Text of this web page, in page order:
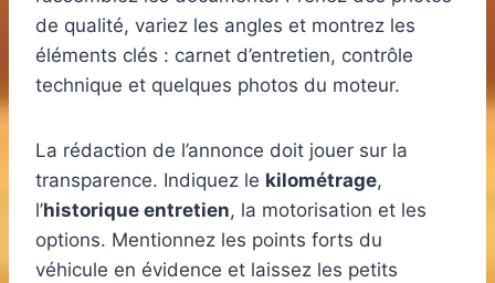
de qualité, variez les angles et montrez les
éléments clés : carnet d’entretien, contrôle
technique et quelques photos du moteur.
La rédaction de l’annonce doit jouer sur la
transparence. Indiquez le kilométrage,
l’historique entretien, la motorisation et les
options. Mentionnez les points forts du
véhicule en évidence et laissez les petits